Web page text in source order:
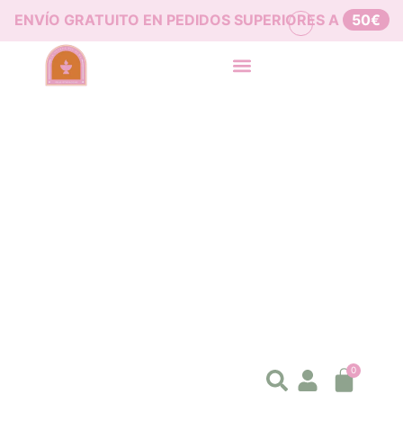
ENVÍO GRATUITO EN PEDIDOS SUPERIORES A 50€
0